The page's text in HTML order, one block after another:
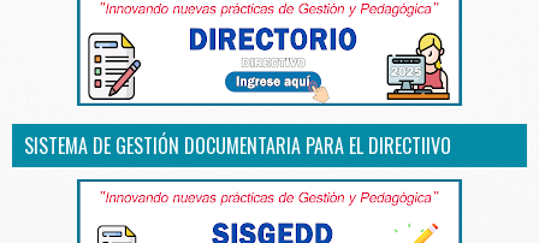
SISTEMA DE GESTIÓN DOCUMENTARIA PARA EL DIRECTIIVO